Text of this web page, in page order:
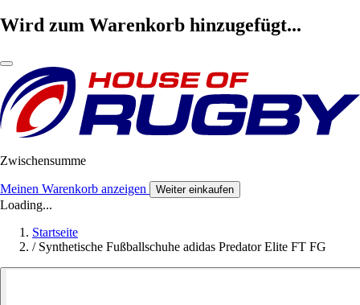
Wird zum Warenkorb hinzugefügt...
Zwischensumme
Meinen Warenkorb anzeigen Weiter einkaufen
Loading...
Startseite
/ Synthetische Fußballschuhe adidas Predator Elite FT FG